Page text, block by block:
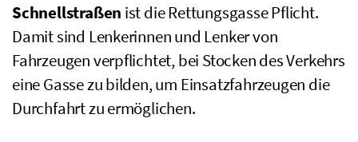
Schnellstraßen ist die Rettungsgasse Pflicht.
Damit sind Lenkerinnen und Lenker von
Fahrzeugen verpflichtet, bei Stocken des Verkehrs
eine Gasse zu bilden, um Einsatzfahrzeugen die
Durchfahrt zu ermöglichen.